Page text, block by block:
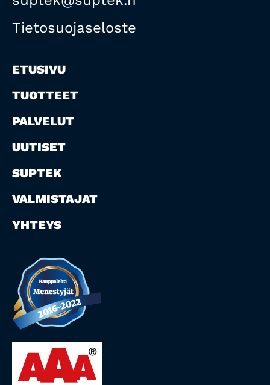
Tietosuojaseloste
ETUSIVU
TUOTTEET
PALVELUT
UUTISET
SUPTEK
VALMISTAJAT
YHTEYS